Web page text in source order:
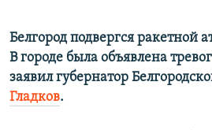
Белгород подвергся ракетной
В городе была объявлена
заявил губернатор
Гладков.